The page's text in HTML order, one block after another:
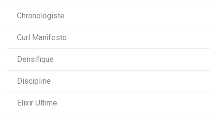
Chronologiste
Curl Manifesto
Densifique
Discipline
Elixir Ultime